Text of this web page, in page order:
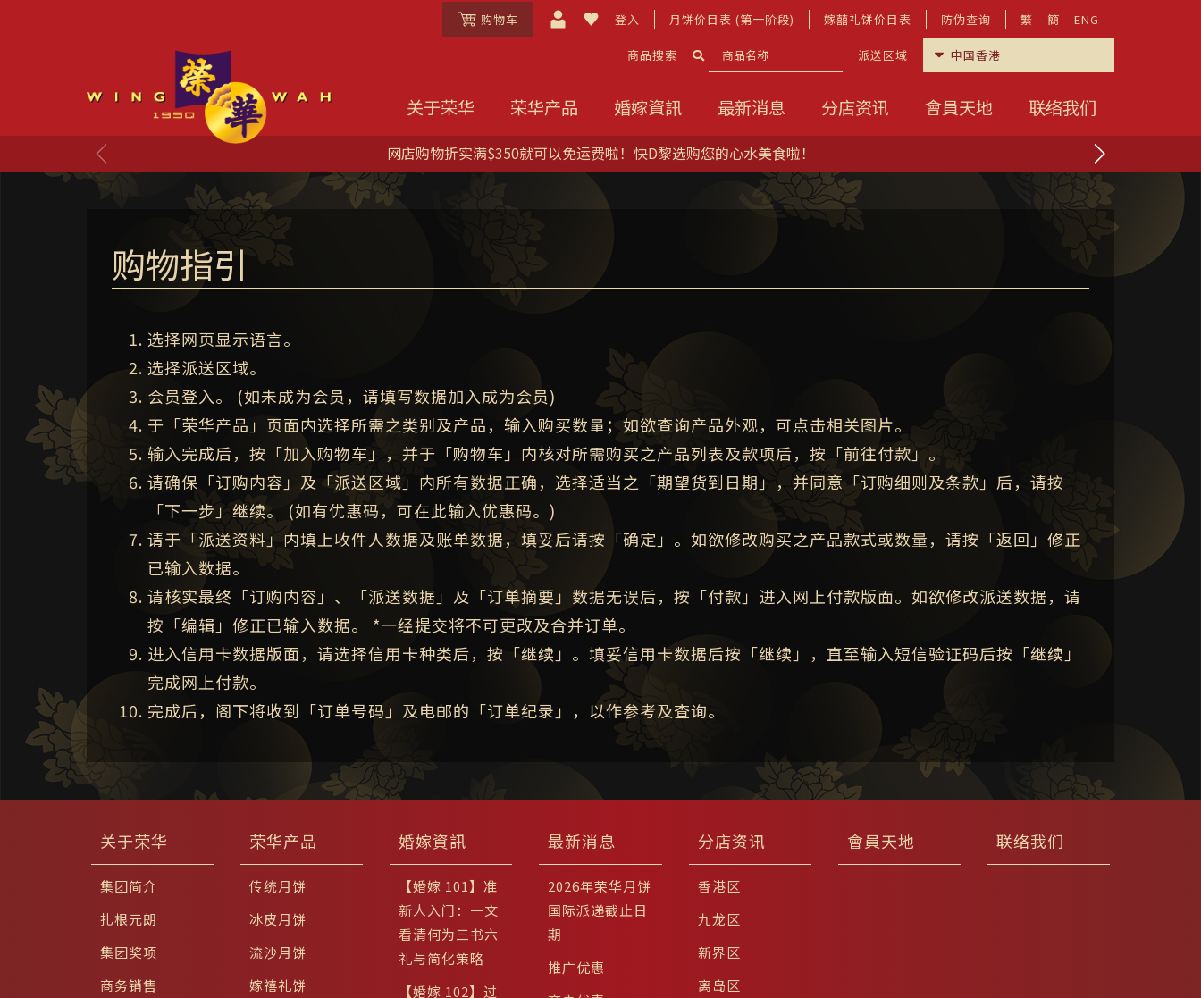
登入 月饼价目表 (第一阶段) 嫁囍礼饼价目表 防伪查询 繁 簡 ENG
购物车
派送区域
商品搜索
关于荣华 荣华产品 婚嫁資訊 最新消息 分店资讯 會員天地 联络我们
网店购物折实满$350就可以免运费啦！快D黎选购您的心水美食啦！
购物指引
选择网页显示语言。
选择派送区域。
会员登入。 (如未成为会员，请填写数据加入成为会员)
于「荣华产品」页面内选择所需之类别及产品，输入购买数量；如欲查询产品外观，可点击相关图片。
输入完成后，按「加入购物车」，并于「购物车」内核对所需购买之产品列表及款项后，按「前往付款」。
请确保「订购内容」及「派送区域」内所有数据正确，选择适当之「期望货到日期」，并同意「订购细则及条款」后，请按
「下一步」继续。 (如有优惠码，可在此输入优惠码。)
请于「派送资料」内填上收件人数据及账单数据，填妥后请按「确定」。如欲修改购买之产品款式或数量，请按「返回」修正
已输入数据。
请核实最终「订购内容」、「派送数据」及「订单摘要」数据无误后，按「付款」进入网上付款版面。如欲修改派送数据，请
按「编辑」修正已输入数据。 *一经提交将不可更改及合并订单。
进入信用卡数据版面，请选择信用卡种类后，按「继续」。填妥信用卡数据后按「继续」，直至输入短信验证码后按「继续」
完成网上付款。
完成后，阁下将收到「订单号码」及电邮的「订单纪录」，以作参考及查询。
关于荣华
集团简介
扎根元朗
集团奖项
商务销售
荣华产品
传统月饼
冰皮月饼
流沙月饼
嫁禧礼饼
婚嫁資訊
【婚嫁 101】准
新人入门：一文
看清何为三书六
礼与简化策略
【婚嫁 102】过
最新消息
2026年荣华月饼
国际派递截止日
期
推广优惠
分店资讯
香港区
九龙区
新界区
离岛区
會員天地 联络我们